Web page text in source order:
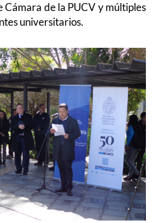
Cámara de la PUCV y múltiples
universitarios.